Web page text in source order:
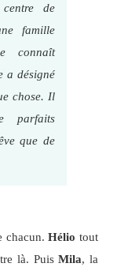
de
famille
connaît
a désigné
chose. Il
parfaits
que de
chacun.Hélio tout
là. PuisMila, la